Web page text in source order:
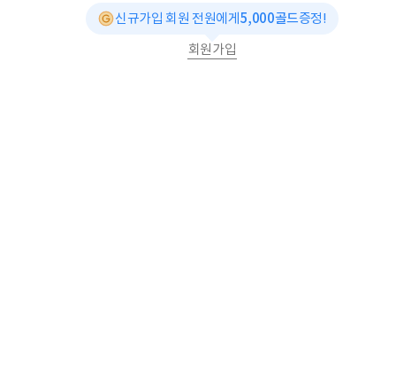
신규가입 회원 전원에게5,000골드증정!
회원가입